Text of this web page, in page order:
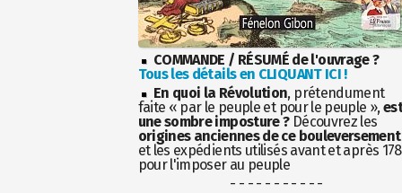
COMMANDE / RÉSUMÉ de l'ouvrage ?
Tous les détails en CLIQUANT ICI !
En quoi la Révolution, prétendument
faite « par le peuple et pour le peuple »,
une sombre imposture ?Découvrez les
origines anciennes de ce bouleversement
et les expédients utilisés avant et après
pour l'imposer au peuple
- - - - - - - - - - -